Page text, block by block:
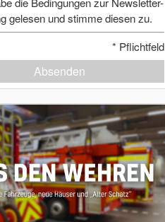
gelesen und stimme diesen zu.
* Pflichtfeld
Absenden